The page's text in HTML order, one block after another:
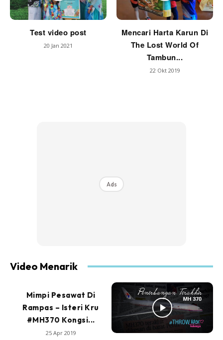
Test video post
20 Jan 2021
Mencari Harta Karun Di
The Lost World Of
Tambun...
22 Okt 2019
Ads
Video Menarik
Mimpi Pesawat Di
Rampas – Isteri Kru
#MH370 Kongsi...
25 Apr 2019